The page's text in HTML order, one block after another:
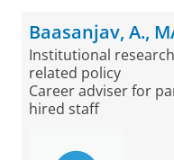
Baasanjav, A.,
Institutional
related policy
Career adviser for
hired staff